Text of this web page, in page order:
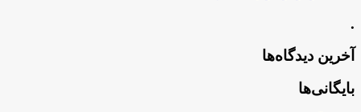
.
آخرین دیدگاه‌ها
بایگانی‌ها